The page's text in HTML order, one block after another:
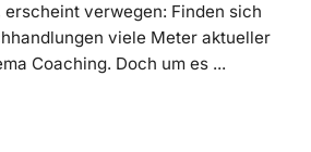
erscheint verwegen: Finden sich
viele Meter aktueller
Coaching. Doch um es ...